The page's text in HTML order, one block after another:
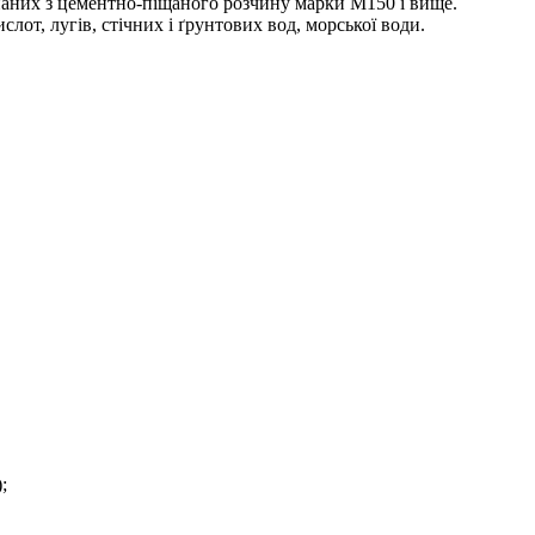
лугів, стічних і ґрунтових вод, морської води.